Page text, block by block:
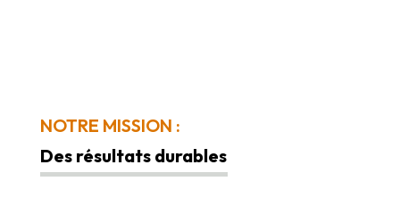
NOTRE MISSION :
Des résultats durables